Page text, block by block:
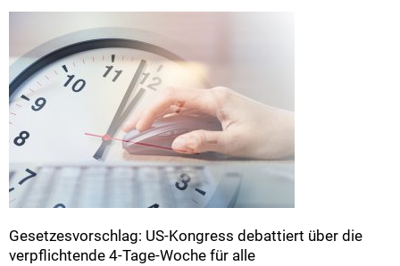
Gesetzesvorschlag: US-Kongress debattiert über die
verpflichtende 4-Tage-Woche für alle